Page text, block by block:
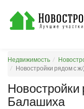
Недвижимость
Новостройки рядом с
Балашиха